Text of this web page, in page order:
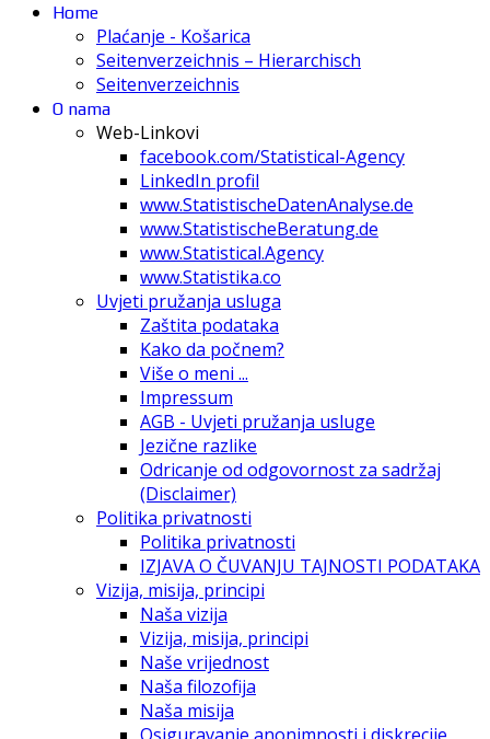
Home
Plaćanje - Košarica
Seitenverzeichnis – Hierarchisch
Seitenverzeichnis
O nama
Web-Linkovi
facebook.com/Statistical-Agency
LinkedIn profil
www.StatistischeDatenAnalyse.de
www.StatistischeBeratung.de
www.Statistical.Agency
www.Statistika.co
Uvjeti pružanja usluga
Zaštita podataka
Kako da počnem?
Više o meni ...
Impressum
AGB - Uvjeti pružanja usluge
Jezične razlike
Odricanje od odgovornost za sadržaj
(Disclaimer)
Politika privatnosti
Politika privatnosti
IZJAVA O ČUVANJU TAJNOSTI PODATAKA
Vizija, misija, principi
Naša vizija
Vizija, misija, principi
Naše vrijednost
Naša filozofija
Naša misija
Osiguravanje anonimnosti i diskrecije